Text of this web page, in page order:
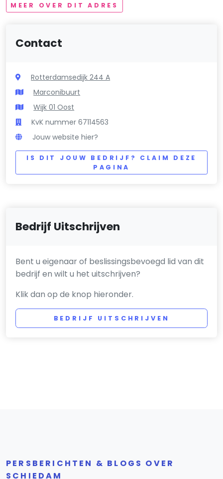
MEER OVER DIT ADRES
Contact
Rotterdamsedijk 244 A
Marconibuurt
Wijk 01 Oost
KvK nummer 67114563
Jouw website hier?
IS DIT JOUW BEDRIJF? CLAIM DEZE
PAGINA
Bedrijf Uitschrijven
Bent u eigenaar of beslissingsbevoegd lid van dit
bedrijf en wilt u het uitschrijven?
Klik dan op de knop hieronder.
BEDRIJF UITSCHRIJVEN
PERSBERICHTEN & BLOGS OVER
SCHIEDAM